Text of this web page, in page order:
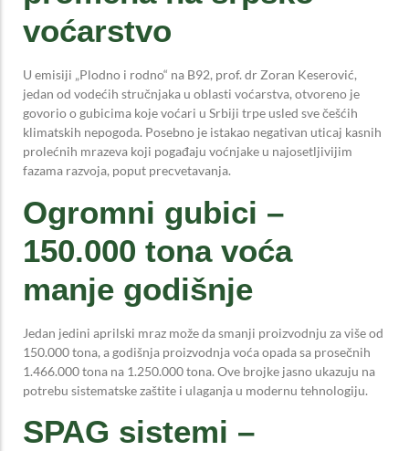
voćarstvo
U emisiji „Plodno i rodno“ na B92, prof. dr Zoran Keserović,
jedan od vodećih stručnjaka u oblasti voćarstva, otvoreno je
govorio o gubicima koje voćari u Srbiji trpe usled sve češćih
klimatskih nepogoda. Posebno je istakao negativan uticaj kasnih
prolećnih mrazeva koji pogađaju voćnjake u najosetljivijim
fazama razvoja, poput precvetavanja.
Ogromni gubici –
150.000 tona voća
manje godišnje
Jedan jedini aprilski mraz može da smanji proizvodnju za više od
150.000 tona, a godišnja proizvodnja voća opada sa prosečnih
1.466.000 tona na 1.250.000 tona. Ove brojke jasno ukazuju na
potrebu sistematske zaštite i ulaganja u modernu tehnologiju.
SPAG sistemi –